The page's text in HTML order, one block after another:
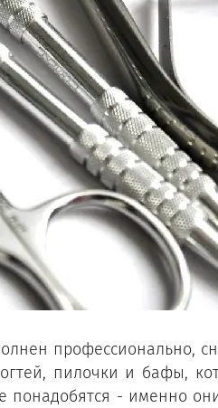
профессионально,
пилочки и бафы,
понадобятся - именно